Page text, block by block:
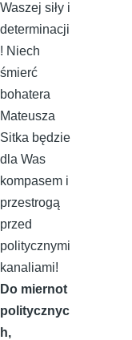
Waszej siły i
determinacji
! Niech
śmierć
bohatera
Mateusza
Sitka będzie
dla Was
kompasem i
przestrogą
przed
politycznymi
kanaliami!
Do miernot
politycznyc
h,